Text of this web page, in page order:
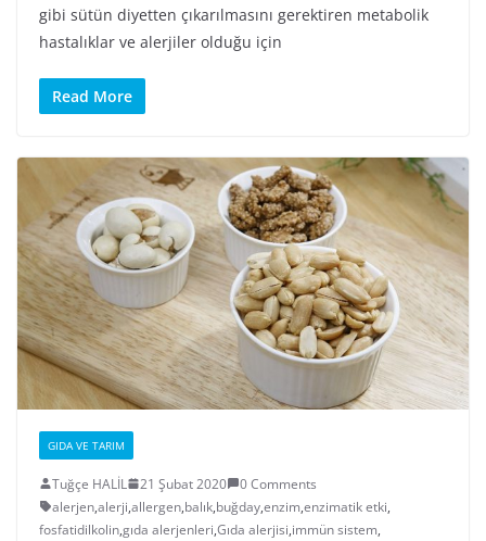
gibi sütün diyetten çıkarılmasını gerektiren metabolik
hastalıklar ve alerjiler olduğu için
Read More
GIDA VE TARIM
Tuğçe HALİL 21 Şubat 2020
0 Comments
alerjen,alerji,allergen,balık,buğday,enzim,enzimatik etki,
fosfatidilkolin,gıda alerjenleri,Gıda alerjisi,immün sistem,